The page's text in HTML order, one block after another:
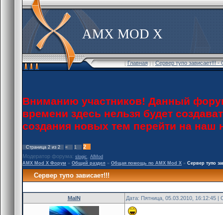
AMX MOD X
[Главная] [Сервер тупо зависает!!! -
Вниманию участников! Данный
времени здесь нельзя будет
создания новых тем перейти на
Страница 2 из 2 « 1
2
Модератор форума: slogic
AlMod
AMX Mod X Форум » Общий раздел » Общая помощь по AMX Mod X » Сервер тупо
Сервер тупо зависает!!!
MaIN Дата: Пятница, 05.03.2010, 16:12:45